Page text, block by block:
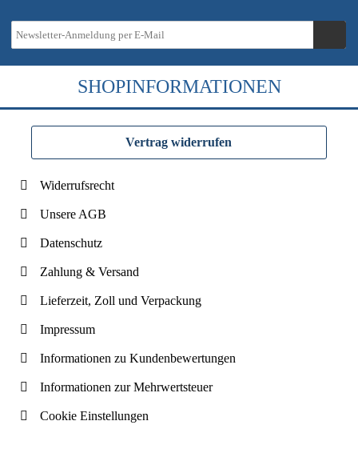
SHOPINFORMATIONEN
Vertrag widerrufen
Widerrufsrecht
Unsere AGB
Datenschutz
Zahlung & Versand
Lieferzeit, Zoll und Verpackung
Impressum
Informationen zu Kundenbewertungen
Informationen zur Mehrwertsteuer
Cookie Einstellungen